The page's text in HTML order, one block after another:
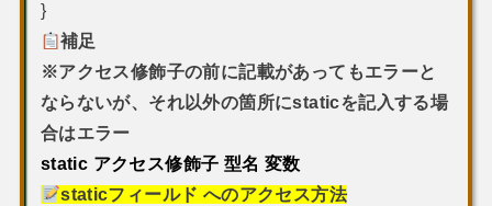
}
補足
※アクセス修飾子の前に記載があってもエラーと
ならないが、それ以外の箇所にstaticを記入する場
合はエラー
static アクセス修飾子 型名 変数
staticフィールド へのアクセス方法